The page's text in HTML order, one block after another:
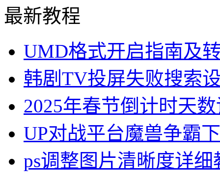
最新教程
UMD格式开启指南及
韩剧TV投屏失败搜索
2025年春节倒计时天
UP对战平台魔兽争霸
ps调整图片清晰度详细